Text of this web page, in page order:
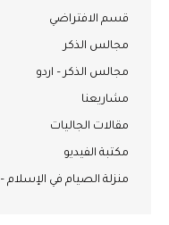
قسم الافتراضي
مجالس الذكر
مجالس الذكر – اردو
مشاريعنا
مقالات الجاليات
مكتبة الفيديو
منزلة الصيام في الإسلام –